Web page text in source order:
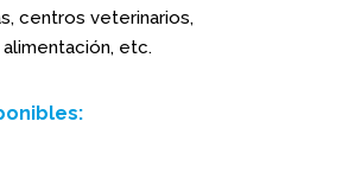
centros veterinarios,
etc.